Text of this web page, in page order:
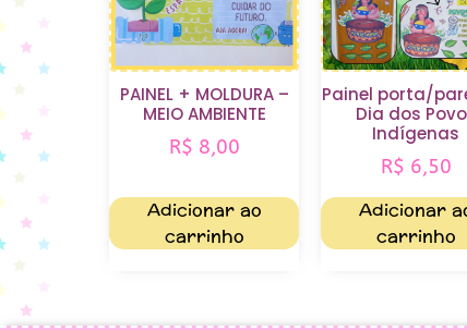
PAINEL + MOLDURA –
MEIO AMBIENTE
R$ 8,00
Adicionar ao
carrinho
Painel porta/
Dia dos
Indígenas
R$ 6,50
Adicionar
carrinho